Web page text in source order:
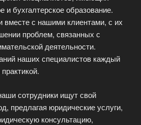
бухгалтерское образование.
с нашими клиентами, с их
проблем, связанных с
деятельности.
наших специалистов каждый
сотрудники ищут свой
предлагая юридические услуги,
консультацию,